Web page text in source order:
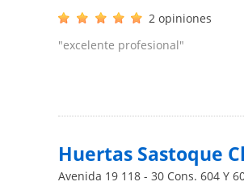
2 opiniones
"excelente profesional"
Huertas Sastoque
Avenida 19 118 - 30 Cons. 604 Y